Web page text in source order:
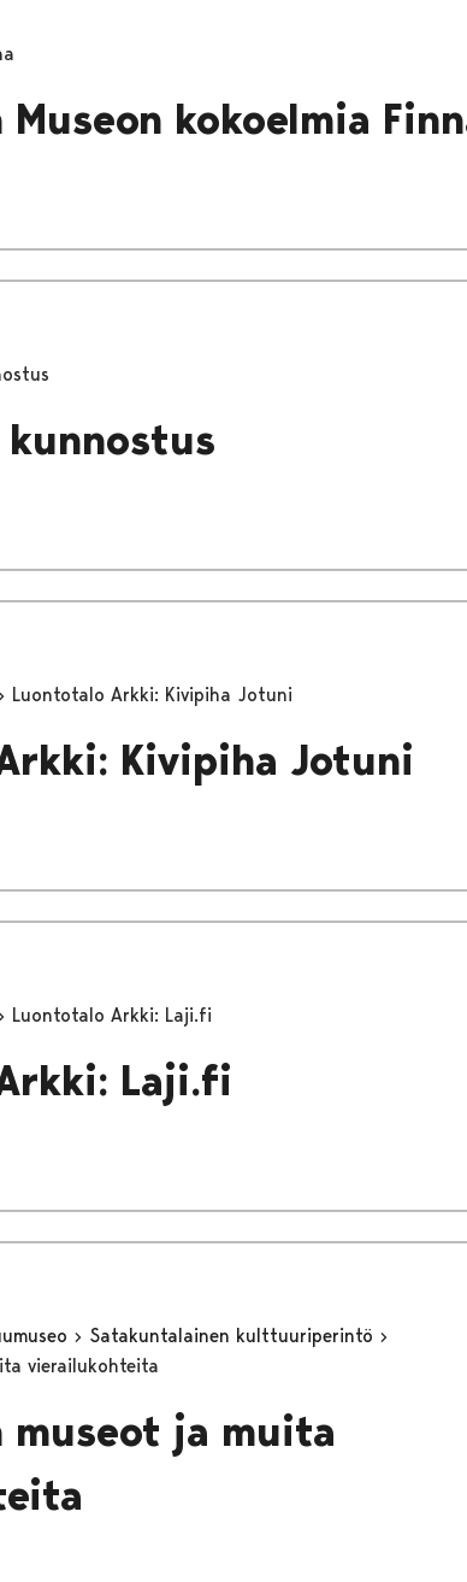
kokoelmia
Luontotalo Arkki: Kivipiha Jotuni
Kivipiha Jotuni
Luontotalo Arkki: Laji.fi
Laji.fi
Satakuntalainen kulttuuriperintö
vierailukohteita
museot ja muita